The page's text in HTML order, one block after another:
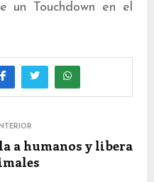
un Touchdown en el
a humanos y libera